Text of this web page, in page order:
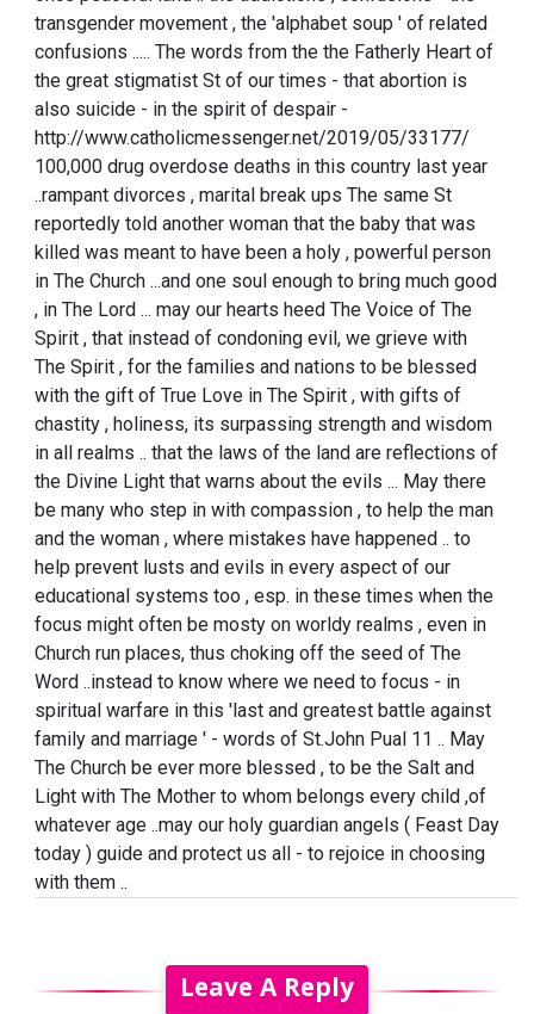
transgender movement , the 'alphabet soup ' of related
confusions ..... The words from the the Fatherly Heart of
the great stigmatist St of our times - that abortion is
also suicide - in the spirit of despair -
http://www.catholicmessenger.net/2019/05/33177/
100,000 drug overdose deaths in this country last year
..rampant divorces , marital break ups The same St
reportedly told another woman that the baby that was
killed was meant to have been a holy , powerful person
in The Church ...and one soul enough to bring much good
, in The Lord ... may our hearts heed The Voice of The
Spirit , that instead of condoning evil, we grieve with
The Spirit , for the families and nations to be blessed
with the gift of True Love in The Spirit , with gifts of
chastity , holiness, its surpassing strength and wisdom
in all realms .. that the laws of the land are reflections of
the Divine Light that warns about the evils ... May there
be many who step in with compassion , to help the man
and the woman , where mistakes have happened .. to
help prevent lusts and evils in every aspect of our
educational systems too , esp. in these times when the
focus might often be mosty on worldy realms , even in
Church run places, thus choking off the seed of The
Word ..instead to know where we need to focus - in
spiritual warfare in this 'last and greatest battle against
family and marriage ' - words of St.John Pual 11 .. May
The Church be ever more blessed , to be the Salt and
Light with The Mother to whom belongs every child ,of
whatever age ..may our holy guardian angels ( Feast Day
today ) guide and protect us all - to rejoice in choosing
with them ..
Leave A Reply